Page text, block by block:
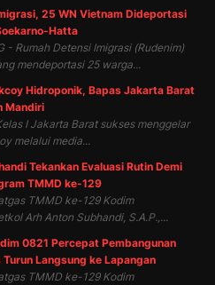
25 WN Vietnam Dideportasi
Hatta
- Rumah Detensi Imigrasi (Rudenim)
mendeportasi 25 warga...
Hidroponik, Bapas Jakarta Barat
Mandiri
I Jakarta Barat sukses menggelar
melalui media...
Tekankan Evaluasi Rutin Demi
TMMD ke-129
TMMD ke-129 Kodim
Arh Anton Subhandi, S.A.P.,...
0821 Percepat Pembangunan
Langsung ke Lapangan
TMMD ke-129 Kodim